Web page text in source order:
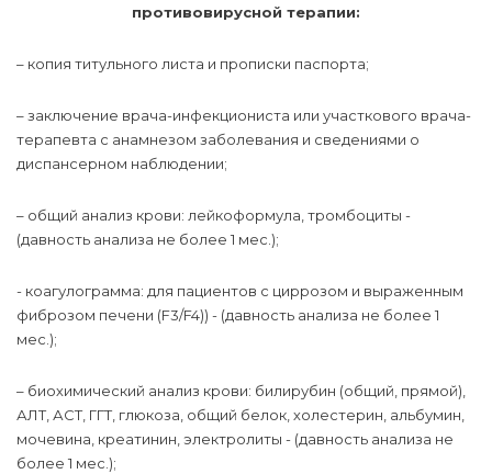
противовирусной терапии:
– копия титульного листа и прописки паспорта;
–заключение врача-инфекциониста или участкового врача-
терапевта с анамнезом заболевания и сведениями о
диспансерном наблюдении;
– общий анализ крови: лейкоформула, тромбоциты -
(давность анализа не более 1 мес.);
- коагулограмма: для пациентов с циррозом и выраженным
фиброзом печени (F3/F4)) - (давность анализа не более 1
мес.);
– биохимический анализ крови: билирубин (общий, прямой),
АЛТ, АСТ, ГГТ, глюкоза, общий белок, холестерин, альбумин,
мочевина, креатинин, электролиты - (давность анализа не
более 1 мес.);